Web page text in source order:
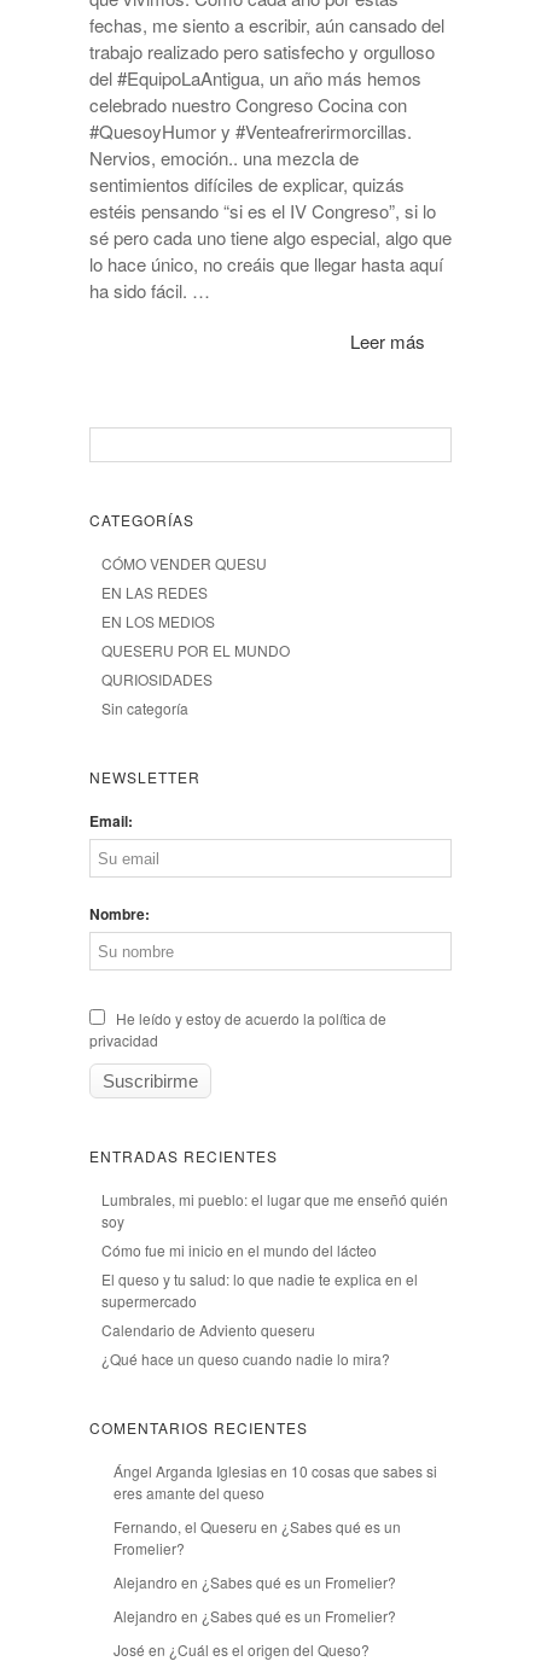
fechas, me siento a escribir, aún cansado del
trabajo realizado pero satisfecho y orgulloso
del #EquipoLaAntigua, un año más hemos
celebrado nuestro Congreso Cocina con
#QuesoyHumor y #Venteafrerirmorcillas.
Nervios, emoción.. una mezcla de
sentimientos difíciles de explicar, quizás
estéis pensando “si es el IV Congreso”, si lo
sé pero cada uno tiene algo especial, algo que
lo hace único, no creáis que llegar hasta aquí
ha sido fácil. …
Leer más
CATEGORÍAS
CÓMO VENDER QUESU
EN LAS REDES
EN LOS MEDIOS
QUESERU POR EL MUNDO
QURIOSIDADES
Sin categoría
NEWSLETTER
Email:
Nombre:
He leído y estoy de acuerdo la política de
privacidad
ENTRADAS RECIENTES
Lumbrales, mi pueblo: el lugar que me enseñó quién
soy
Cómo fue mi inicio en el mundo del lácteo
El queso y tu salud: lo que nadie te explica en el
supermercado
Calendario de Adviento queseru
¿Qué hace un queso cuando nadie lo mira?
COMENTARIOS RECIENTES
Ángel Arganda Iglesiasen 10 cosas que sabes si
eres amante del queso
Fernando, el Queseru en ¿Sabes qué es un
Fromelier?
Alejandro en ¿Sabes qué es un Fromelier?
Alejandro en ¿Sabes qué es un Fromelier?
José en ¿Cuál es el origen del Queso?